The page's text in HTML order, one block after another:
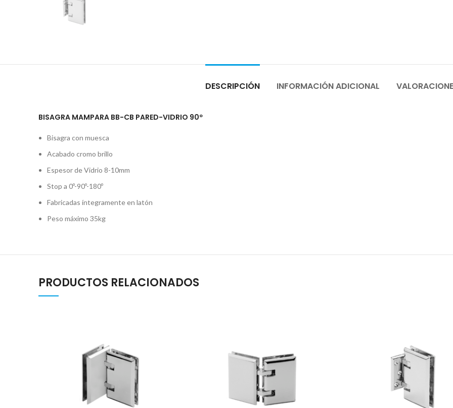
DESCRIPCIÓN INFORMACIÓN ADICIONAL
BISAGRA MAMPARA BB-CB PARED-VIDRIO 90º
Bisagra con muesca
Acabado cromo brillo
Espesor de Vidrio 8-10mm
Stop a 0º-90º-180º
Fabricadas íntegramente en latón
Peso máximo 35kg
PRODUCTOS RELACIONADOS